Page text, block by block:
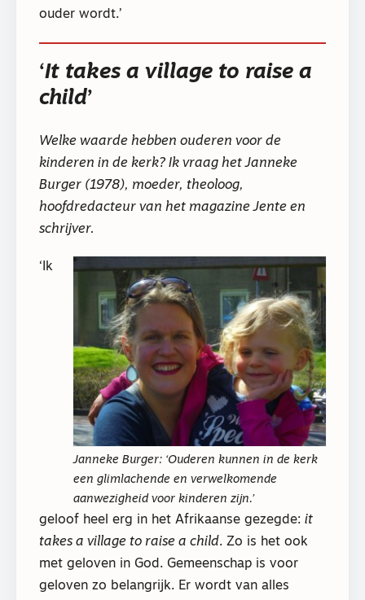
ouder wordt.’
‘It takes a village to raise a
child’
Welke waarde hebben ouderen voor de
kinderen in de kerk? Ik vraag het Janneke
Burger (1978), moeder, theoloog,
hoofdredacteur van het magazine Jente en
schrijver.
Janneke Burger: ‘Ouderen kunnen in de kerk
een glimlachende en verwelkomende
aanwezigheid voor kinderen zijn.’
‘Ik
geloof heel erg in het Afrikaanse gezegde: it
takes a village to raise a child. Zo is het ook
met geloven in God. Gemeenschap is voor
geloven zo belangrijk. Er wordt van alles